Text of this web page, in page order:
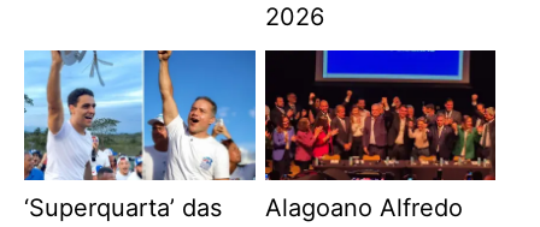
2026
‘Superquarta’ das
Alagoano Alfredo